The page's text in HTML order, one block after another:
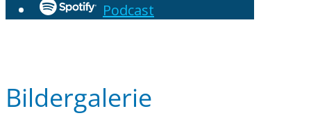
Podcast
Bildergalerie